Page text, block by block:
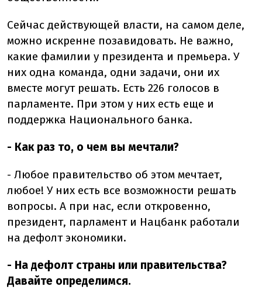
Сейчас действующей власти, на самом деле,
можно искренне позавидовать. Не важно,
какие фамилии у президента и премьера. У
них одна команда, одни задачи, они их
вместе могут решать. Есть 226 голосов в
парламенте. При этом у них есть еще и
поддержка Национального банка.
- Как раз то, о чем вы мечтали?
- Любое правительство об этом мечтает,
любое! У них есть все возможности решать
вопросы. А при нас, если откровенно,
президент, парламент и Нацбанк работали
на дефолт экономики.
- На дефолт страны или правительства?
Давайте определимся.